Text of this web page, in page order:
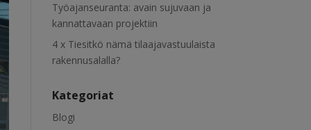
Työajanseuranta: avain sujuvaan ja
kannattavaan projektiin
4 x Tiesitkö nämä tilaajavastuulaista
rakennusalalla?
Kategoriat
Blogi